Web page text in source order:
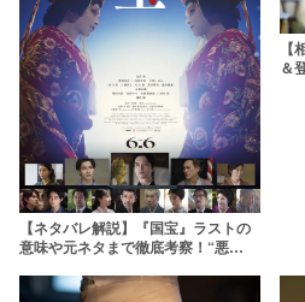
【ネタバレ解説】『国宝』ラストの
意味や元ネタまで徹底考察！“悪
＆